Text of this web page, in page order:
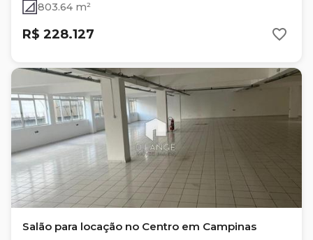
803.64 m²
R$ 228.127
Salão para locação no Centro em Campinas